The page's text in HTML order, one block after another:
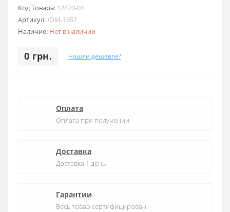
Код Товара: 12470-01
Артикул: ЮМ-1657
Наличие: Нет в наличии
0 грн. Нашли дешевле?
Оплата
Оплата при получении
Доставка
Доставка 1 день
Гарантии
Весь товар сертифицирован